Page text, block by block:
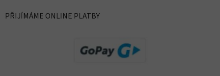
PŘIJÍMÁME ONLINE PLATBY